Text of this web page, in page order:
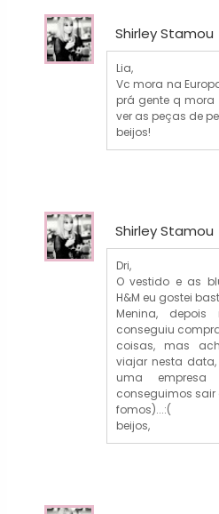
Shirley Stamou
Lia,
Vc mora na
prá gente q mora
ver as peças de
beijos!
Shirley Stamou
Dri,
O vestido e as
H&M eu gostei
Menina,
conseguiu
coisas, mas
viajar nesta
uma
conseguimos sair
fomos)...:(
beijos,